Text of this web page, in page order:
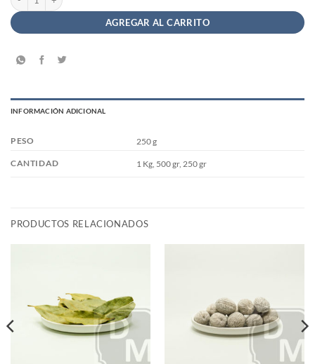
AGREGAR AL CARRITO
INFORMACIÓN ADICIONAL
PESO 250 g
CANTIDAD 1 Kg, 500 gr, 250 gr
PRODUCTOS RELACIONADOS